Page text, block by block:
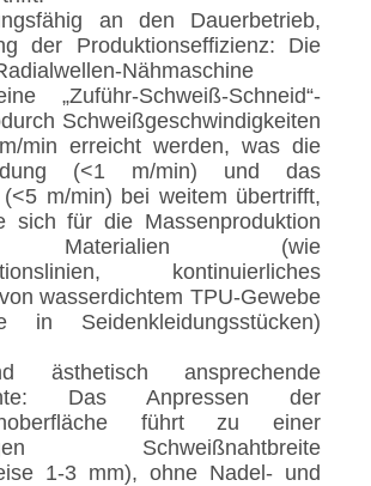
an den Dauerbetrieb,
der Produktionseffizienz: Die
Nähmaschine
„Zuführ-Schweiß-Schneid“-
Schweißgeschwindigkeiten
min erreicht werden, was die
(<1 m/min) und das
(<5 m/min) bei weitem übertrifft,
sich für die Massenproduktion
Materialien (wie
kontinuierliches
wasserdichtem TPU-Gewebe
in Seidenkleidungsstücken)
ästhetisch ansprechende
Das Anpressen der
führt zu einer
Schweißnahtbreite
1-3 mm), ohne Nadel- und